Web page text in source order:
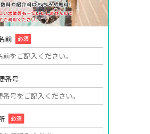
前 必須
番号
必須